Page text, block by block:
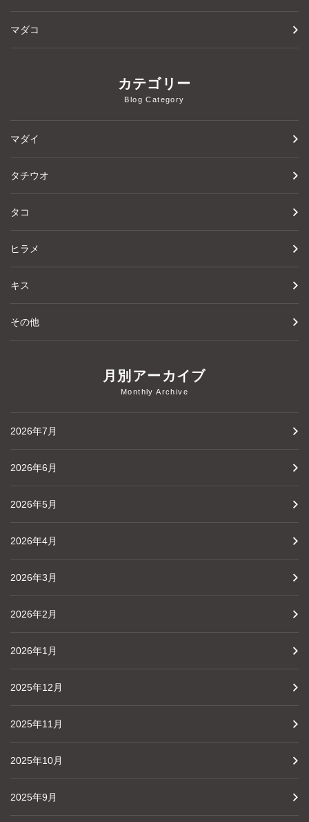
マダコ
カテゴリー
Blog Category
マダイ
タチウオ
タコ
ヒラメ
キス
その他
月別アーカイブ
Monthly Archive
2026年7月
2026年6月
2026年5月
2026年4月
2026年3月
2026年2月
2026年1月
2025年12月
2025年11月
2025年10月
2025年9月